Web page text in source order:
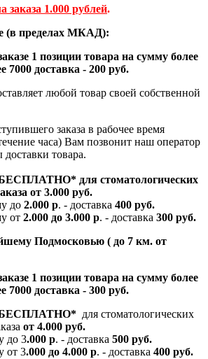
1.000 рублей.
(в пределах МКАД):
1 позиции товара на сумму более
7000 доставка - 200 руб.
любой товар своей собственной
заказа в рабочее время
часа) Вам позвонит наш оператор
товара.
для стоматологических
от 3.000 руб.
до 2.000 р. - доставка 400 руб.
от 2.000 до 3.000 р. - доставка 300 руб.
Подмосковью ( до 7 км. от
1 позиции товара на сумму более
7000 доставка - 300 руб.
для стоматологических
от 4.000 руб.
до 3.000 р. - доставка 500 руб.
от 3.000 до 4.000 р. - доставка 400 руб.